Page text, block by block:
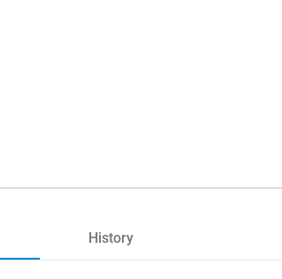
History